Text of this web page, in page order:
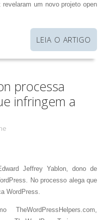
um novo projeto open
LEIA O ARTIGO
processa
infringem a
Jeffrey Yablon, dono de
No processo alega que
WordPress.